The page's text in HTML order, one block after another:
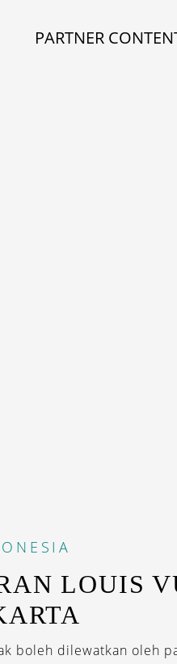
PARTNER
LOUIS
boleh dilewatkan oleh